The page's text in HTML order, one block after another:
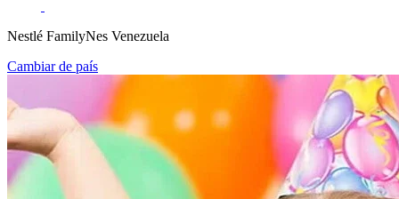
Nestlé FamilyNes Venezuela
Cambiar de país